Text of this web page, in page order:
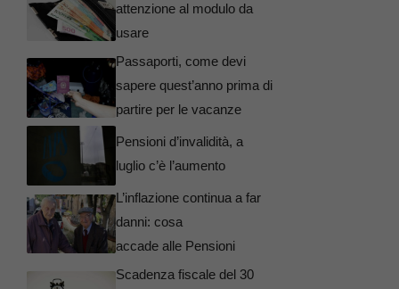
attenzione al modulo da
usare
Passaporti, come devi
sapere quest’anno prima di
partire per le vacanze
Pensioni d’invalidità, a
luglio c’è l’aumento
L’inflazione continua a far
danni: cosa
accade alle Pensioni
Scadenza fiscale del 30